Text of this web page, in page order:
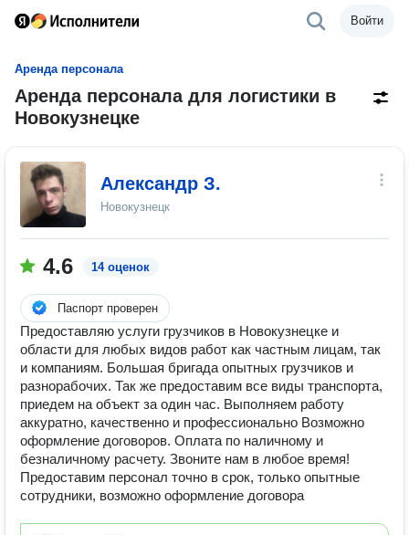
Войти
Аренда персонала
Аренда персонала для логистики в
Новокузнецке
Александр З.
Новокузнецк
4.6 14 оценок
Паспорт проверен
Предоставляю услуги грузчиков в Новокузнецке и
области для любых видов работ как частным лицам, так
и компаниям. Большая бригада опытных грузчиков и
разнорабочих. Так же предоставим все виды транспорта,
приедем на объект за один час. Выполняем работу
аккуратно, качественно и профессионально Возможно
оформление договоров. Оплата по наличному и
безналичному расчету. Звоните нам в любое время!
Предоставим персонал точно в срок, только опытные
сотрудники, возможно оформление договора